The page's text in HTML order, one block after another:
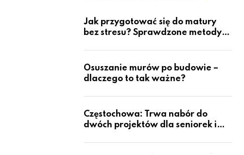
Jak przygotować się do matury
bez stresu? Sprawdzone metody
Osuszanie murów po budowie –
dlaczego to tak ważne?
Częstochowa: Trwa nabór do
dwóch projektów dla seniorek i